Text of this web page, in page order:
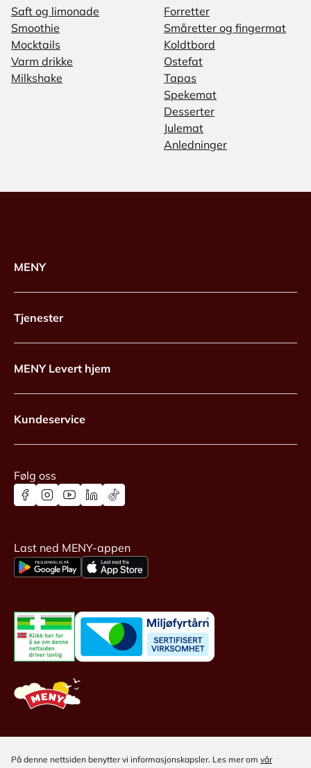
Saft og limonade
Smoothie
Mocktails
Varm drikke
Milkshake
Forretter
Småretter og fingermat
Koldtbord
Ostefat
Tapas
Spekemat
Desserter
Julemat
Anledninger
MENY
Tjenester
MENY Levert hjem
Kundeservice
Følg oss
Last ned MENY-appen
På denne nettsiden benytter vi informasjonskapsler. Les mer om vår